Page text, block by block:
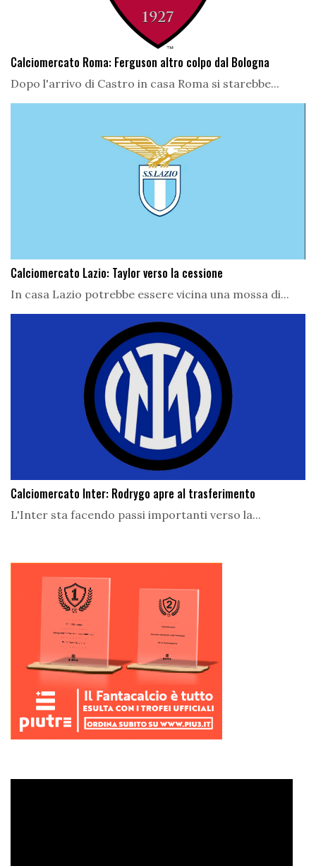
Calciomercato Roma: Ferguson altro colpo dal Bologna
Dopo l'arrivo di Castro in casa Roma si starebbe...
Calciomercato Lazio: Taylor verso la cessione
In casa Lazio potrebbe essere vicina una mossa di...
Calciomercato Inter: Rodrygo apre al trasferimento
L'Inter sta facendo passi importanti verso la...